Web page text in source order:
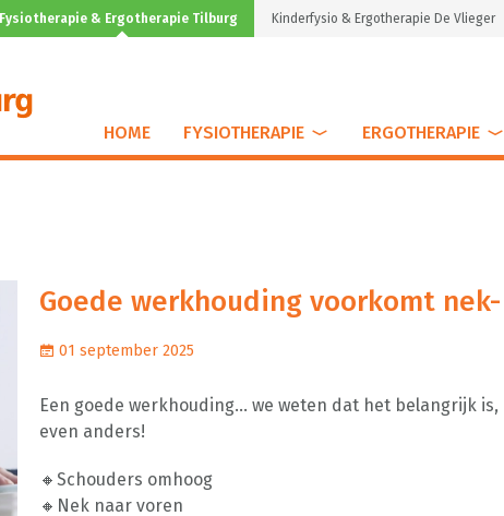
Fysiotherapie & Ergotherapie Tilburg Kinderfysio & Ergotherapie De Vlieger
HOME FYSIOTHERAPIE ERGOTHERAPIE
Goede werkhouding voorkomt
01 september 2025
Een goede werkhouding… we weten dat het belangrijk
even anders!
🔸Schouders omhoog
🔸Nek naar voren